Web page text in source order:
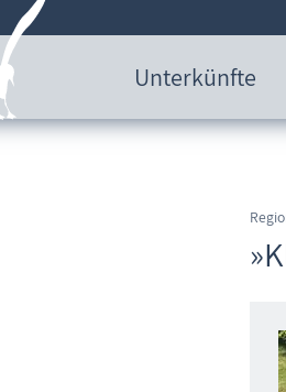
Unterkünfte